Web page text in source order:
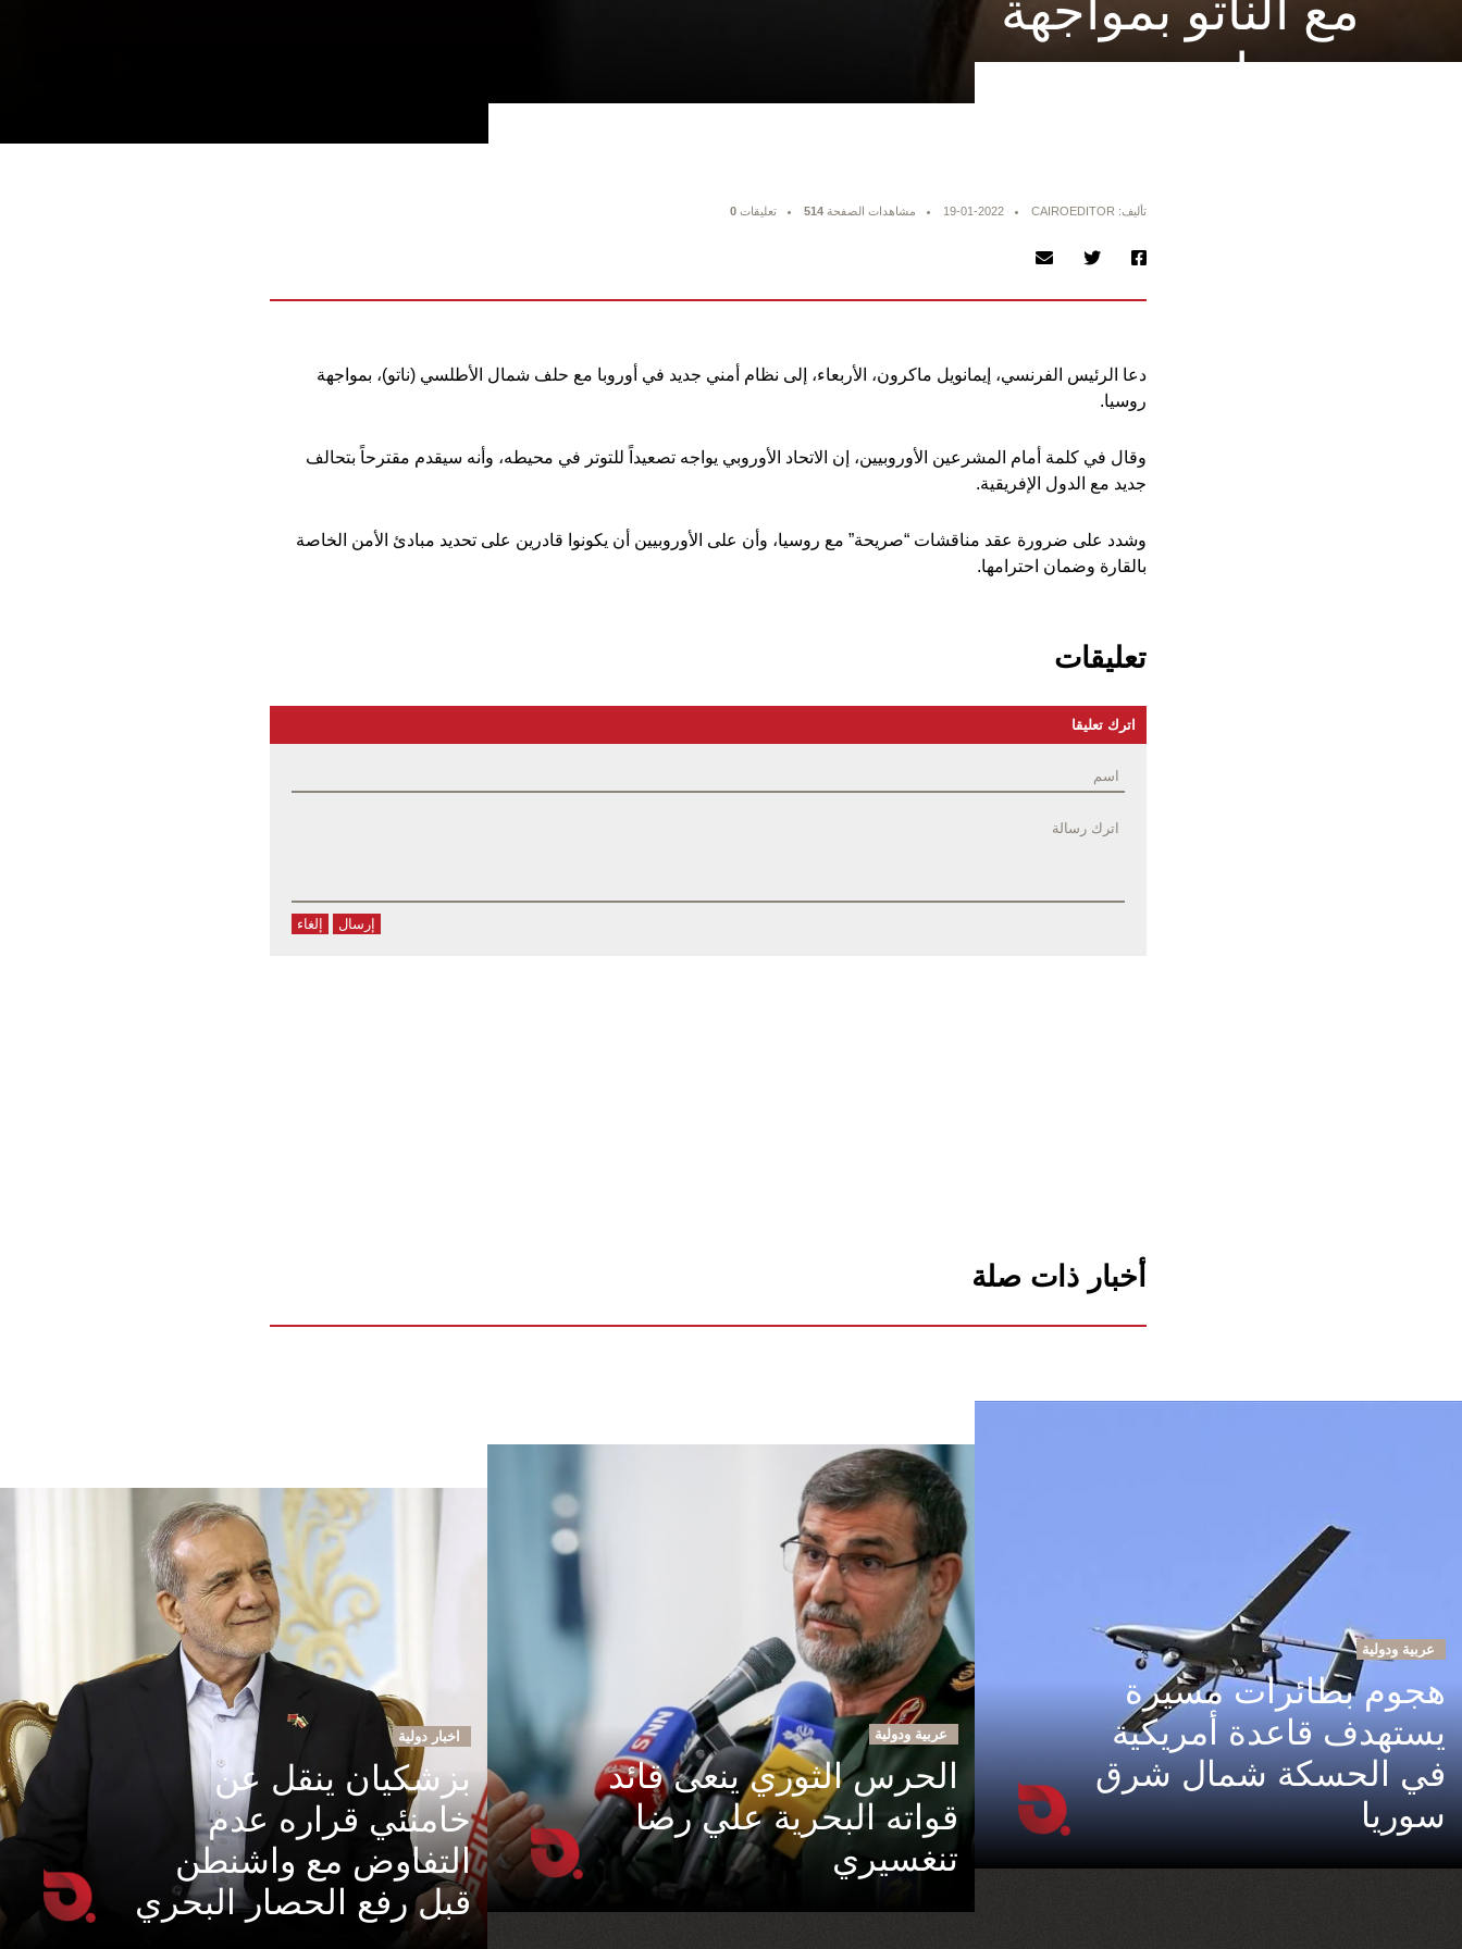
مع الناتو بمواجهة
روسيا
تأليف: CAIROEDITOR 19-01-2022 مشاهدات الصفحة 514 تعليقات 0
دعا الرئيس الفرنسي، إيمانويل ماكرون، الأربعاء، إلى نظام أمني جديد في أوروبا مع حلف شمال الأطلسي (ناتو)، بمواجهة
روسيا.
وقال في كلمة أمام المشرعين الأوروبيين، إن الاتحاد الأوروبي يواجه تصعيداً للتوتر في محيطه، وأنه سيقدم مقترحاً بتحالف
جديد مع الدول الإفريقية.
وشدد على ضرورة عقد مناقشات “صريحة” مع روسيا، وأن على الأوروبيين أن يكونوا قادرين على تحديد مبادئ الأمن الخاصة
بالقارة وضمان احترامها.
تعليقات
اترك تعليقا
إرسال إلغاء
أخبار ذات صلة
عربية ودولية
هجوم بطائرات مسيرة
يستهدف قاعدة أمريكية
في الحسكة شمال شرق
سوريا
عربية ودولية
الحرس الثوري ينعى قائد
قواته البحرية علي رضا
تنغسيري
اخبار دولية
بزشكيان ينقل عن
خامنئي قراره عدم
التفاوض مع واشنطن
قبل رفع الحصار البحري